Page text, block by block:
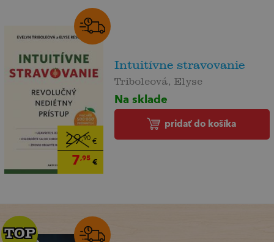
29,90€
7,95€
Intuitívne stravovanie
Triboleová, Elyse
Na sklade
pridať do košíka
TOP
TOP